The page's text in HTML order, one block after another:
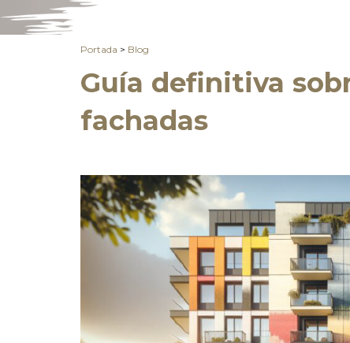
Portada > Blog
Guía definitiva
fachadas